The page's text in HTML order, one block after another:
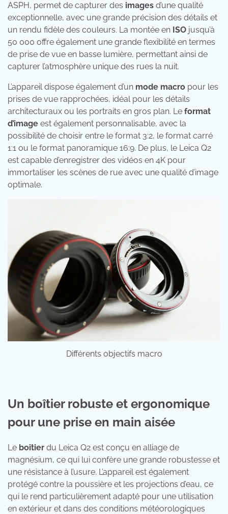
ASPH, permet de capturer des images d’une qualité
exceptionnelle, avec une grande précision des détails et
un rendu fidèle des couleurs. La montée en ISO jusqu’à
50 000 offre également une grande flexibilité en termes
de prise de vue en basse lumière, permettant ainsi de
capturer l’atmosphère unique des rues la nuit.
L’appareil dispose également d’un mode macro pour les
prises de vue rapprochées, idéal pour les détails
architecturaux ou les portraits en gros plan. Le format
d’image est également personnalisable, avec la
possibilité de choisir entre le format 3:2, le format carré
1:1 ou le format panoramique 16:9. De plus, le Leica Q2
est capable d’enregistrer des vidéos en 4K pour
immortaliser les scènes de rue avec une qualité d’image
optimale.
Différents objectifs macro
Un boîtier robuste et ergonomique
pour une prise en main aisée
Le boîtier du Leica Q2 est conçu en alliage de
magnésium, ce qui lui confère une grande robustesse et
une résistance à l’usure. L’appareil est également
protégé contre la poussière et les projections d’eau, ce
qui le rend particulièrement adapté pour une utilisation
en extérieur et dans des conditions météorologiques